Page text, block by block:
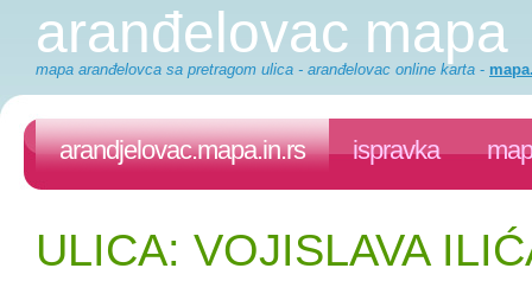
aranđelovac mapa
mapa aranđelovca sa pretragom ulica - aranđelovac online karta -
arandjelovac.mapa.in.rs ispravka
ULICA: VOJISLAVA